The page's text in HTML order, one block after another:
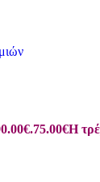
75.00€Η